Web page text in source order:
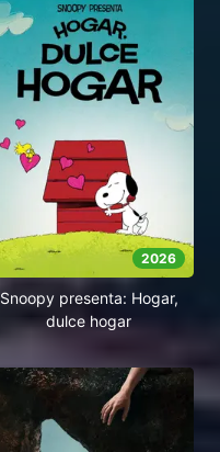
2026
Snoopy presenta: Hogar,
dulce hogar